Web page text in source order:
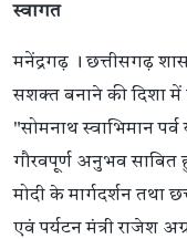
स्वागत
मनेंद्रगढ़ । छत्तीसगढ़
सशक्त बनाने की दिशा
"सोमनाथ स्वाभिमान
गौरवपूर्ण अनुभव साबित
मोदी के मार्गदर्शन तथा
एवं पर्यटन मंत्री राजेश